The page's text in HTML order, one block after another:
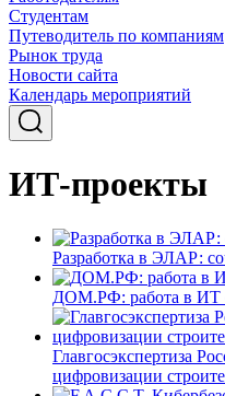
Студентам
Путеводитель по компаниям
Рынок труда
Новости сайта
Календарь мероприятий
ИТ-проекты
Разработка в ЭЛАР:
ДОМ.РФ: работа в ИТ
Главгосэкспертиза
цифровизации